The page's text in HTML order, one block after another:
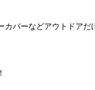
バーなどアウトドアだ